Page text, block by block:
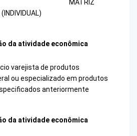
MATRIZ
da atividade econômica
varejista de produtos
ou especializado em produtos
anteriormente
da atividade econômica